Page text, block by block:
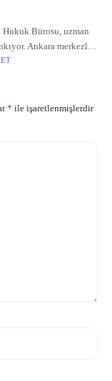
Hukuk Bürosu, uzman
Ankara merkezli
yönelik
* ile işaretlenmişlerdir